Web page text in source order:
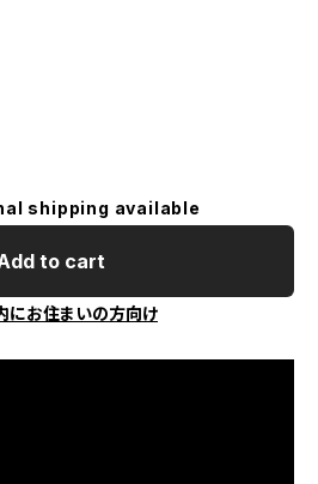
shipping available
to cart
にお住まいの方向け